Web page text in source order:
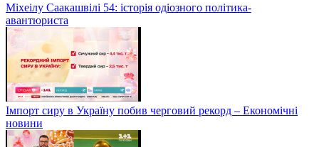
Міхеілу Саакашвілі 54: історія одіозного політика-
авантюриста
Імпорт сиру в Україну побив черговий рекорд – Економічні
новини